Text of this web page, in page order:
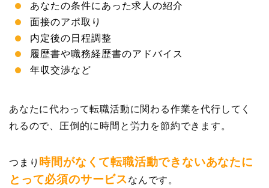
あなたの条件にあった求人の紹介
面接のアポ取り
内定後の日程調整
履歴書や職務経歴書のアドバイス
年収交渉など
あなたに代わって転職活動に関わる作業を代行してく
れるので、圧倒的に時間と労力を節約できます。
つまり 時間がなくて転職活動できないあなたに
とって必須のサービスなんです。